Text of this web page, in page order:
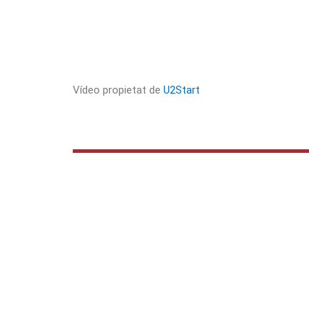
Vídeo propietat de U2Start